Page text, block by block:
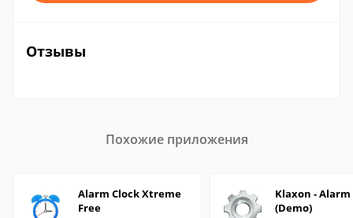
Отзывы
Похожие приложения
Alarm Clock Xtreme
Free
Klaxon - Alarm
(Demo)